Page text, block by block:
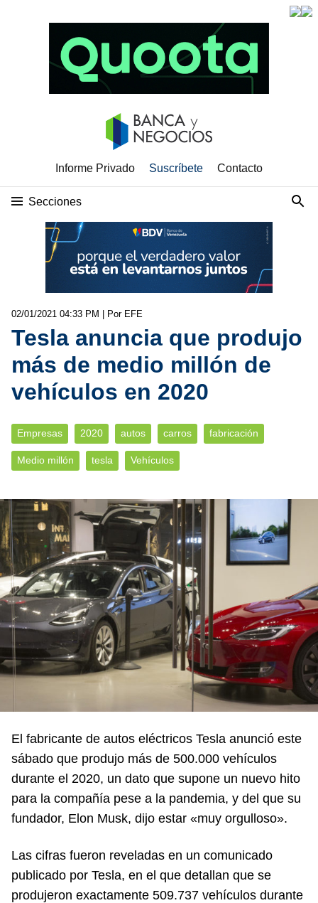
Informe Privado Suscríbete Contacto
Secciones
02/01/2021 04:33 PM | Por EFE
Tesla anuncia que produjo
más de medio millón de
vehículos en 2020
Empresas 2020 autos carros fabricación
Medio millón tesla Vehículos
El fabricante de autos eléctricos Tesla anunció este
sábado que produjo más de 500.000 vehículos
durante el 2020, un dato que supone un nuevo hito
para la compañía pese a la pandemia, y del que su
fundador, Elon Musk, dijo estar «muy orgulloso».
Las cifras fueron reveladas en un comunicado
publicado por Tesla, en el que detallan que se
produjeron exactamente 509.737 vehículos durante